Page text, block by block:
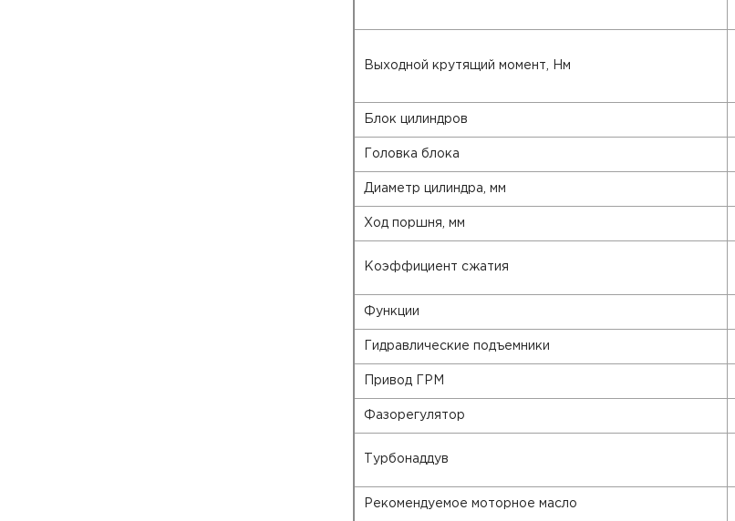
Выходной крутящий момент, Нм
Блок цилиндров
Головка блока
Диаметр цилиндра, мм
Ход поршня, мм
Коэффициент сжатия
Функции
Гидравлические подъемники
Привод ГРМ
Фазорегулятор
Турбонаддув
Рекомендуемое моторное масло